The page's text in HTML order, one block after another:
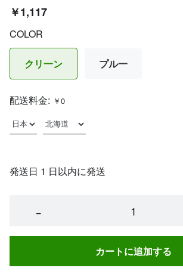
￥1,117
COLOR
クリ一ン プル一
配送料金: ￥0
発送日 1 日以内に発送
−
カートに追加する